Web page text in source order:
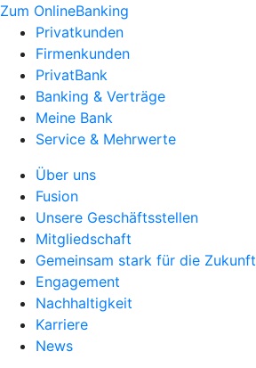
Zum OnlineBanking
Privatkunden
Firmenkunden
PrivatBank
Banking & Verträge
Meine Bank
Service & Mehrwerte
Über uns
Fusion
Unsere Geschäftsstellen
Mitgliedschaft
Gemeinsam stark für die Zukunft
Engagement
Nachhaltigkeit
Karriere
News